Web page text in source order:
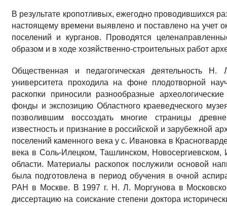
В результате кропотливых, ежегодно проводившихся
настоящему времени выявлено и поставлено на учет
поселений и курганов. Проводятся
образом и в ходе хозяйственно-строительных работ
Общественная и педагогическая деятельность Н.
университета проходила на фоне плодотворной
раскопки приносили разнообразные
фонды и экспозицию Областного краеведческого
позволившим воссоздать многие страницы
известность и признание в российской и зарубежной
поселений каменного века у с. Ивановка в
века в Соль-Илецком, Ташлинском, Новосергиевском,
области. Материалы раскопок послужили основой
была подготовлена в период обучения в очной
РАН в Москве. В 1997 г. Н. Л. Моргунова в
диссертацию на соискание степени доктора